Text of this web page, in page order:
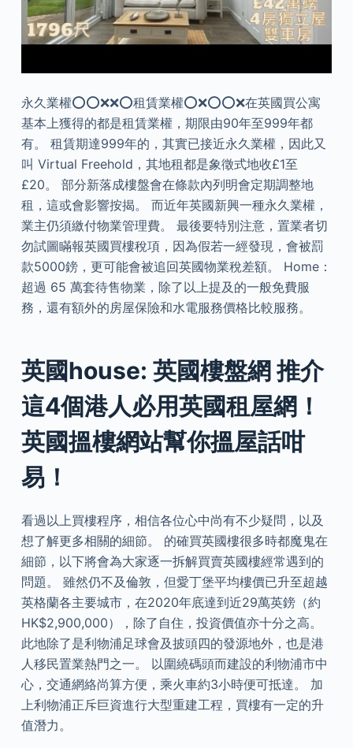
永久業權⭕️⭕️❌❌⭕️租賃業權⭕️❌⭕️⭕️❌在英國買公寓
基本上獲得的都是租賃業權，期限由90年至999年都
有。 租賃期達999年的，其實已接近永久業權，因此又
叫 Virtual Freehold，其地租都是象徵式地收£1至
£20。 部分新落成樓盤會在條款內列明會定期調整地
租，這或會影響按揭。 而近年英國新興一種永久業權，
業主仍須繳付物業管理費。 最後要特別注意，置業者切
勿試圖瞞報英國買樓稅項，因為假若一經發現，會被罰
款5000鎊，更可能會被追回英國物業稅差額。 Home：
超過 65 萬套待售物業，除了以上提及的一般免費服
務，還有額外的房屋保險和水電服務價格比較服務。
英國house: 英國樓盤網 推介
這4個港人必用英國租屋網！
英國搵樓網站幫你搵屋話咁
易！
看過以上買樓程序，相信各位心中尚有不少疑問，以及
想了解更多相關的細節。 的確買英國樓很多時都魔鬼在
細節，以下將會為大家逐一拆解買賣英國樓經常遇到的
問題。 雖然仍不及倫敦，但愛丁堡平均樓價已升至超越
英格蘭各主要城市，在2020年底達到近29萬英鎊（約
HK$2,900,000），除了自住，投資價值亦十分之高。
此地除了是利物浦足球會及披頭四的發源地外，也是港
人移民置業熱門之一。 以圍繞碼頭而建設的利物浦市中
心，交通網絡尚算方便，乘火車約3小時便可抵達。 加
上利物浦正斥巨資進行大型重建工程，買樓有一定的升
值潛力。